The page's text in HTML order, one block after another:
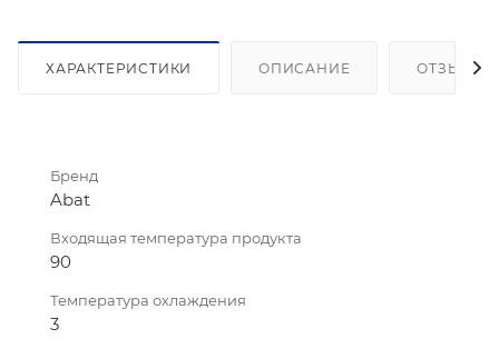
ХАРАКТЕРИСТИКИ ОПИСАНИЕ ОТЗЫВЫ
Бренд
Abat
Входящая температура продукта
90
Температура охлаждения
3